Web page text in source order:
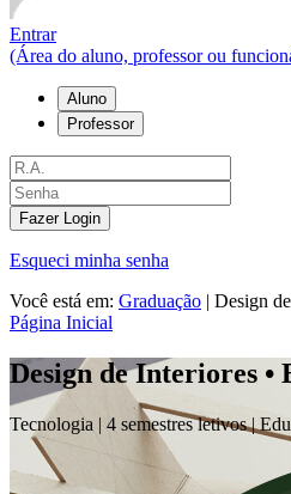
Entrar
(Área do aluno, professor ou
Aluno
Professor
Fazer Login
Esqueci minha senha
Você está em: Graduação | Design
Página Inicial
Design de Interiores •
Tecnologia | 4 semestres letivos |